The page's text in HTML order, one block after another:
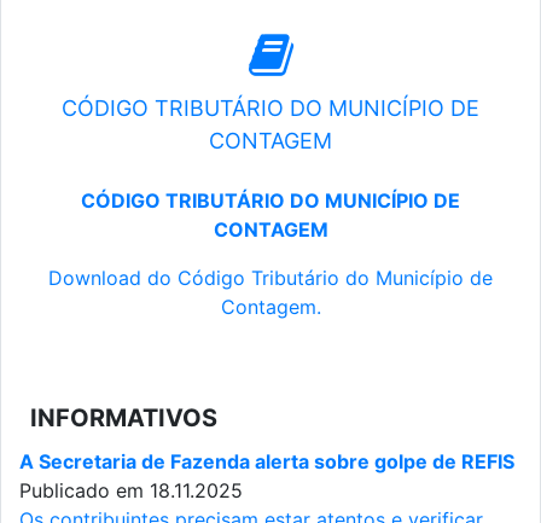
CÓDIGO TRIBUTÁRIO DO MUNICÍPIO DE
CONTAGEM
CÓDIGO TRIBUTÁRIO DO MUNICÍPIO DE
CONTAGEM
Download do Código Tributário do Município de
Contagem.
INFORMATIVOS
A Secretaria de Fazenda alerta sobre golpe de REFIS
Publicado em 18.11.2025